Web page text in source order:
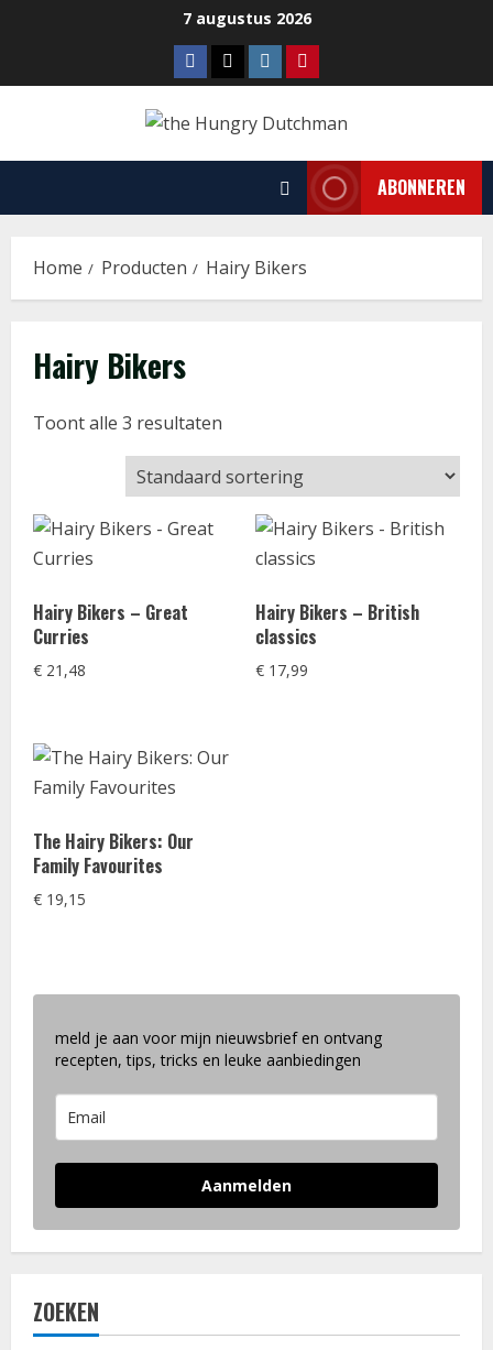
7 augustus 2026
Facebook
TiktokInstagramPinterest
ABONNEREN
Home Producten Hairy Bikers
Hairy Bikers
Toont alle 3 resultaten
Hairy Bikers – Great
Curries
€ 21,48
Hairy Bikers – British
classics
€17,99
The Hairy Bikers: Our
Family Favourites
€ 19,15
meld je aan voor mijn nieuwsbrief en ontvang
recepten, tips, tricks en leuke aanbiedingen
Aanmelden
ZOEKEN